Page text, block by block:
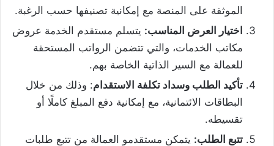
الموثقة على المنصة مع إمكانية تصنيفها حسب الرغبة.
اختيار العرض المناسب: يتسلم مستقدم الخدمة عروض
مكاتب الخدمات، والتي تتضمن الرواتب المستحقة
للعمالة مع السير الذاتية الخاصة بهم.
تأكيد الطلب وسداد تكلفة الاستقدام: وذلك من خلال
البطاقات الائتمانية، مع إمكانية دفع المبلغ كاملًا أو
تقسيطه.
تتبع الطلب: يتمكن مستقدمو العمالة من تتبع طلبات